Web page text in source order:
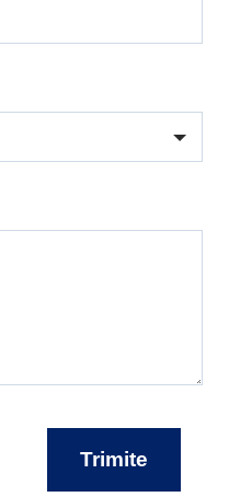
Trimite